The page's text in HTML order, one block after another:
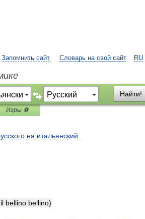
RU
Запомнить сайт Словарь на свой сайт
Найти!
Игры ⚽
на итальянский
il bellino bellino)